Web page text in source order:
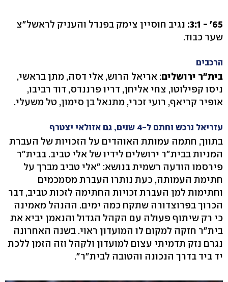
65' - 3:1:
נגיב חוסיין צימק בפנדל והעניק לראשל"צ
שער כבוד.
הרכבים
בית"ר ירושלים: אריאל הרוש, אלי דסה, מתן בראשי,
ניסו קפילוטו, צחי אליחן, דריו פרננדס, דוד רביבו,
אופיר קריאף, רועי זכרי, מתנאל בן סימון, טל משעלי.
עזריאל נרכש וחתם ל-4 שנים, גם אזולאי יצטרף
בתווך, חתמה עמותת האוהדים על הזכויות של העברת
המניות בבית"ר ירושלים לידיו של אלי טביב. בבית"ר
פירסמו הודעה רשמית בנושא: "אלי טביב מברך על
חתימת העמותה, כעת נותרו העברת מסמכמים
וחתימות למן העברת זכויות החתימה לזכות טביב, דבר
הכרוך בפרוצדורה שתקח כמה ימים. ההנהל מאמינה
כי רק שיתוף פעולה עם הקהל הגדול והנאמן יביא את
בית"ר חזקה למקום לו המועדון ראוי. בשנה האחרונה
נגרם נזק תדמיתי עצום למועדון ולקהל וזה הזמן ללכת
יד ביד בדרך הנכונה והטובה לבית"ר".